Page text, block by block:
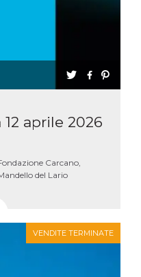
12 aprile 2026
Carcano,
del Lario
VENDITE TERMINATE